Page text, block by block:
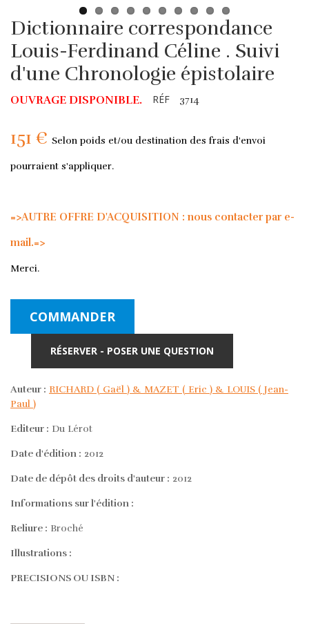
Dictionnaire correspondance
Louis-Ferdinand Céline . Suivi
d'une Chronologie épistolaire
OUVRAGE DISPONIBLE. RÉF 3714
151 € Selon poids et/ou destination des frais d'envoi
pourraient s'appliquer.
=>AUTRE OFFRE D'ACQUISITION : nous contacter par e-
mail.=>
Merci.
COMMANDER
RÉSERVER - POSER UNE QUESTION
Auteur : RICHARD ( Gaël ) & MAZET ( Eric ) & LOUIS ( Jean-
Paul )
Editeur : Du Lérot
Date d'édition : 2012
Date de dépôt des droits d'auteur : 2012
Informations sur l'édition :
Reliure : Broché
Illustrations :
PRECISIONS OU ISBN :